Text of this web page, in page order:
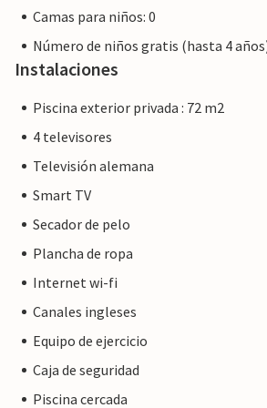
Nota: Esta propiedad está gestionada
privado, no por una empresa o un
significa que la ley del consumidor de la
aplicarse. Sin embargo, puede estar
proporcionaremos el mismo nivel de
propietario profesional.
Camas para niños: 0
Número de niños gratis (hasta 4
Instalaciones
Piscina exterior privada : 72 m2
4 televisores
Televisión alemana
Smart TV
Secador de pelo
Plancha de ropa
Internet wi-fi
Canales ingleses
Equipo de ejercicio
Caja de seguridad
Piscina cercada